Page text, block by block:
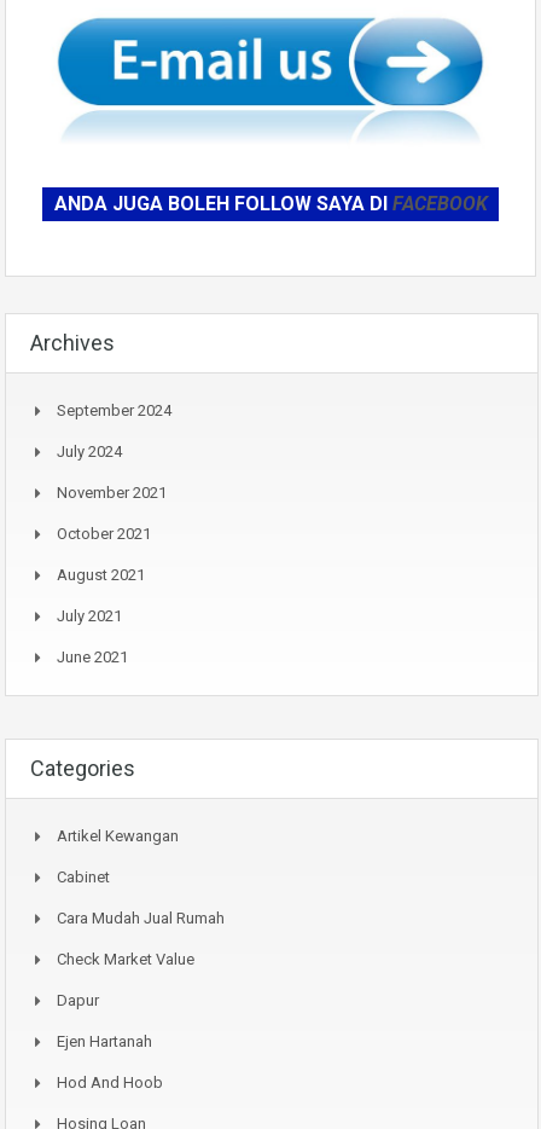
ANDA JUGA BOLEH FOLLOW SAYA DI FACEBOOK
Archives
September 2024
July 2024
November 2021
October 2021
August 2021
July 2021
June 2021
Categories
Artikel Kewangan
Cabinet
Cara Mudah Jual Rumah
Check Market Value
Dapur
Ejen Hartanah
Hod And Hoob
Hosing Loan